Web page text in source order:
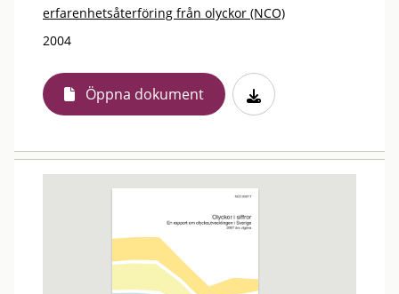
erfarenhetsåterföring från olyckor (NCO)
2004
Öppna dokument